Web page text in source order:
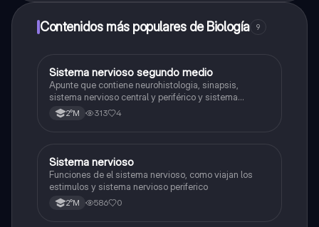
Contenidos más populares de Biología 9
Biología
Sistema nervioso segundo medio
Apunte que contiene neurohistologia, sinapsis,
sistema nervioso central y periférico y sistema
endocrino
2°M 313 4
SBiología
Sistema nervioso
Funciones de el sistema nervioso, como viajan los
estimulos y sistema nervioso periferico
2°M 586 0